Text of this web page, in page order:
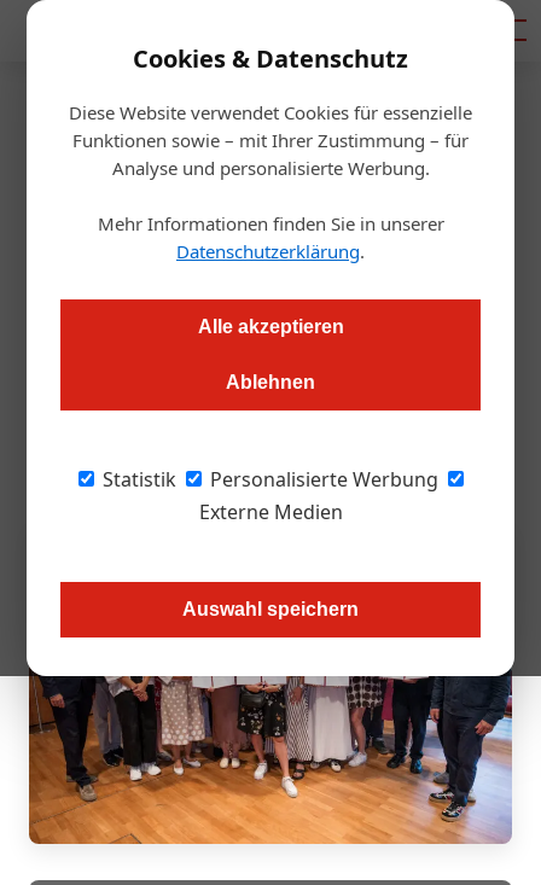
Cookies & Datenschutz
Diese Website verwendet Cookies für essenzielle
Funktionen sowie – mit Ihrer Zustimmung – für
Analyse und personalisierte Werbung.
Mehr Informationen finden Sie in unserer
Datenschutzerklärung.
Alle akzeptieren
Ablehnen
Statistik
Personalisierte Werbung
Externe Medien
Auswahl speichern
Startseite/Tourismusbranche
Innovationspreis Tourismus
2026 verliehen
Ausgezeichnet wurden Veranstaltungseinrichtungen aus dem
Kongress- und Tagungstourismus, die durch innovative
Destinationsentwicklung überzeugen.